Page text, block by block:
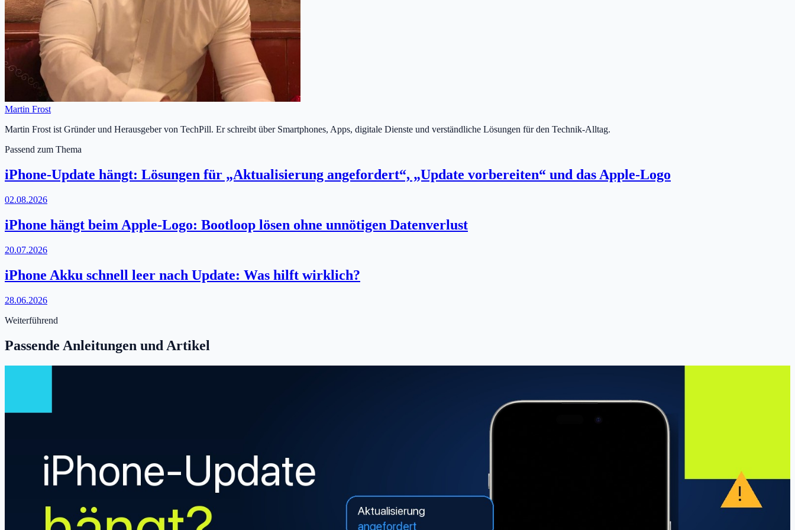
Martin Frost
Martin Frost ist Gründer und Herausgeber von TechPill. Er schreibt über Smartphones, Apps, digitale Dienste und verständliche Lösungen für den Technik-Alltag.
Passend zum Thema
iPhone-Update hängt: Lösungen für „Aktualisierung angefordert“, „Update vorbereiten“ und das Apple-Logo
02.08.2026
iPhone hängt beim Apple-Logo: Bootloop lösen ohne unnötigen Datenverlust
20.07.2026
iPhone Akku schnell leer nach Update: Was hilft wirklich?
28.06.2026
Weiterführend
Passende Anleitungen und Artikel